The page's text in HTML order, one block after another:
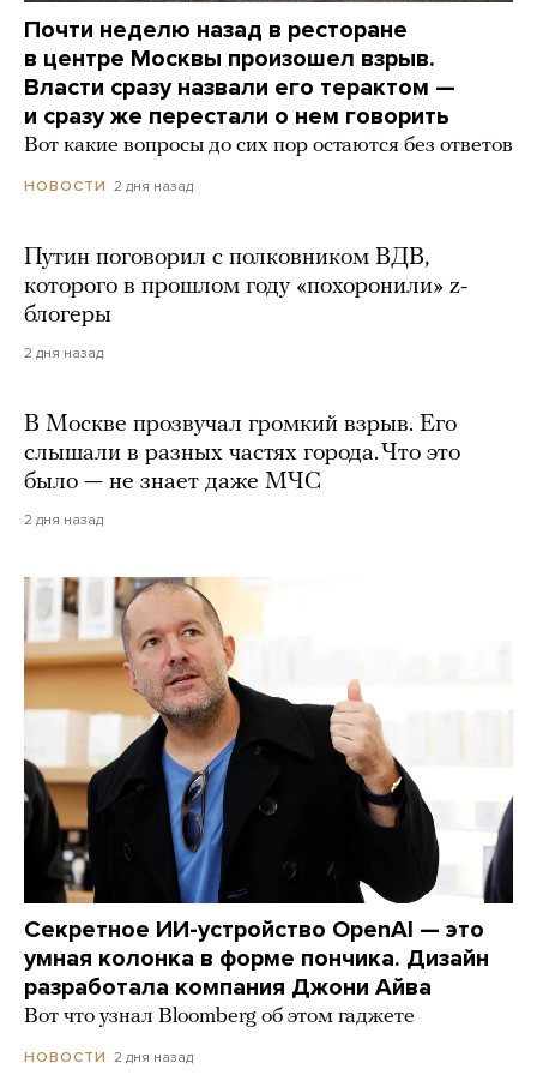
Почти неделю назад в ресторане
в центре Москвы произошел взрыв.
Власти сразу назвали его терактом —
и сразу же перестали о нем говорить
Вот какие вопросы до сих пор остаются без ответов
НОВОСТИ 2 дня назад
Путин поговорил с полковником ВДВ,
которого в прошлом году «похоронили» z-
блогеры
2 дня назад
В Москве прозвучал громкий взрыв. Его
слышали в разных частях города. Что это
было — не знает даже МЧС
2 дня назад
Секретное ИИ-устройство OpenAI — это
умная колонка в форме пончика. Дизайн
разработала компания Джони Айва
Вот что узнал Bloomberg об этом гаджете
НОВОСТИ 2 дня назад